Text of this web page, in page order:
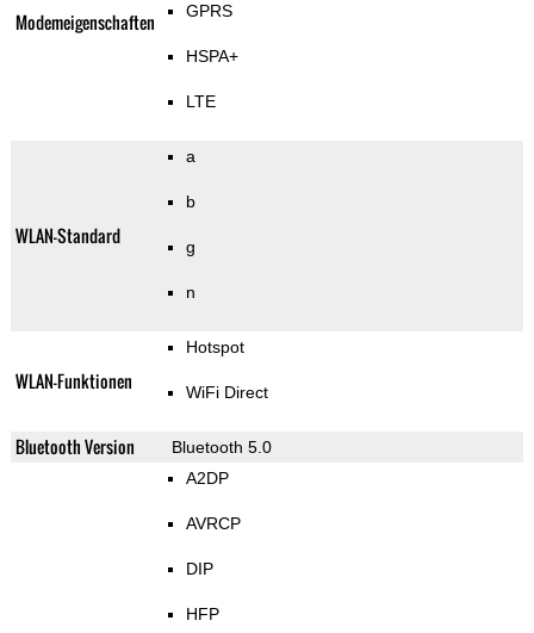
Modemeigenschaften GPRS
HSPA+
LTE
WLAN-Standard
a
b
g
n
WLAN-Funktionen
Hotspot
WiFi Direct
Bluetooth Version Bluetooth 5.0
A2DP
AVRCP
DIP
HFP